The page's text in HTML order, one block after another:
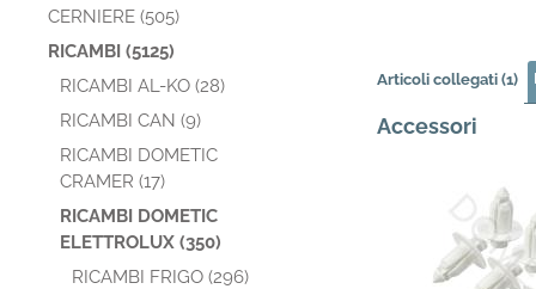
CERNIERE (505)
RICAMBI (5125)
RICAMBI AL-KO (28)
RICAMBI CAN (9)
RICAMBI DOMETIC
CRAMER (17)
RICAMBI DOMETIC
ELETTROLUX (350)
RICAMBI FRIGO (296)
Articoli collegati (1)
Accessori